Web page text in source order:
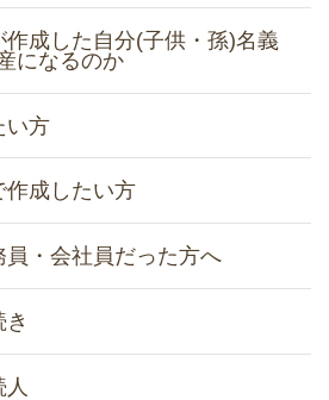
成した自分(子供・孫)名義
になるのか
い方
作成したい方
・会社員だった方へ